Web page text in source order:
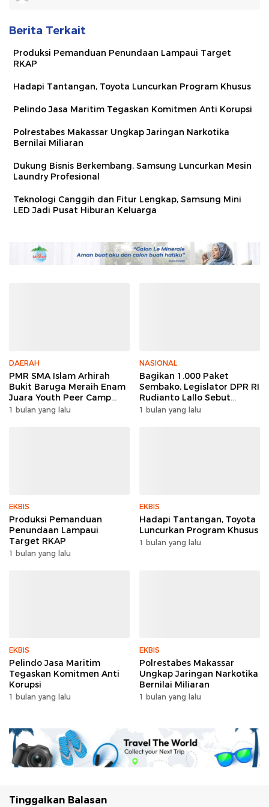
Berita Terkait
Produksi Pemanduan Penundaan Lampaui Target
RKAP
Hadapi Tantangan, Toyota Luncurkan Program Khusus
Pelindo Jasa Maritim Tegaskan Komitmen Anti Korupsi
Polrestabes Makassar Ungkap Jaringan Narkotika
Bernilai Miliaran
Dukung Bisnis Berkembang, Samsung Luncurkan Mesin
Laundry Profesional
Teknologi Canggih dan Fitur Lengkap, Samsung Mini
LED Jadi Pusat Hiburan Keluarga
DAERAH
PMR SMA Islam Arhirah
Bukit Baruga Meraih Enam
Juara Youth Peer Camp
2026
1 bulan yang lalu
NASIONAL
Bagikan 1.000 Paket
Sembako, Legislator DPR RI
Rudianto Lallo Sebut
Kepercayaan Publik Ke
1 bulan yang lalu
EKBIS
Produksi Pemanduan
Penundaan Lampaui
Target RKAP
1 bulan yang lalu
EKBIS
Hadapi Tantangan, Toyota
Luncurkan Program Khusus
1 bulan yang lalu
EKBIS
Pelindo Jasa Maritim
Tegaskan Komitmen Anti
Korupsi
1 bulan yang lalu
EKBIS
Polrestabes Makassar
Ungkap Jaringan Narkotika
Bernilai Miliaran
1 bulan yang lalu
Tinggalkan Balasan